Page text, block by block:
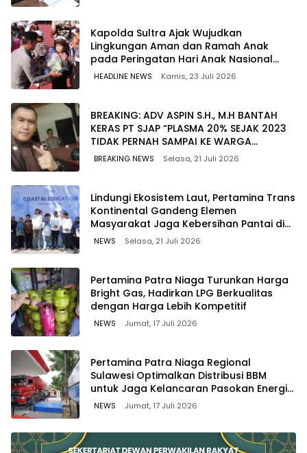
Kapolda Sultra Ajak Wujudkan
Lingkungan Aman dan Ramah Anak
pada Peringatan Hari Anak Nasional
2026
HEADLINE NEWS Kamis, 23 Juli 2026
BREAKING: ADV ASPIN S.H., M.H BANTAH
KERAS PT SJAP “PLASMA 20% SEJAK 2023
TIDAK PERNAH SAMPAI KE WARGA
WAWOONE!
BREAKING NEWS Selasa, 21 Juli 2026
Lindungi Ekosistem Laut, Pertamina Trans
Kontinental Gandeng Elemen
Masyarakat Jaga Kebersihan Pantai di
Bitung, Sulawesi
NEWS Selasa, 21 Juli 2026
Pertamina Patra Niaga Turunkan Harga
Bright Gas, Hadirkan LPG Berkualitas
dengan Harga Lebih Kompetitif
NEWS Jumat, 17 Juli 2026
Pertamina Patra Niaga Regional
Sulawesi Optimalkan Distribusi BBM
untuk Jaga Kelancaran Pasokan Energi
di Seluruh Wilayah Sulawesi
NEWS Jumat, 17 Juli 2026